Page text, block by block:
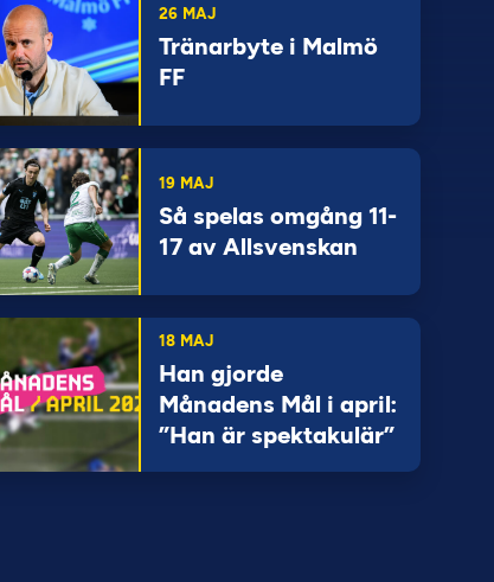
26 MAJ
Tränarbyte i Malmö
FF
19 MAJ
Så spelas omgång 11-
17 av Allsvenskan
18 MAJ
Han gjorde
Månadens Mål i april:
”Han är spektakulär”